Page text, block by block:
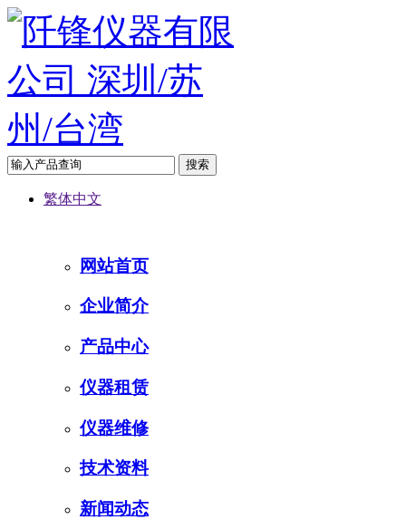
繁体中文
网站首页
企业简介
产品中心
仪器租赁
仪器维修
技术资料
新闻动态